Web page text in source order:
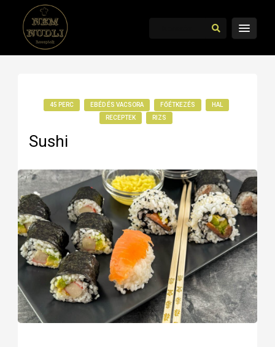
45 PERC EBÉD ÉS VACSORA FŐÉTKEZÉS
HAL
RECEPTEK
RIZS
Sushi